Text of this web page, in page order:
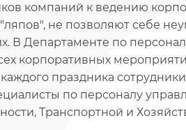
компаний к ведению
не позволяют себе
В Департаменте по
корпоративных
праздника
по персоналу
Транспортной и